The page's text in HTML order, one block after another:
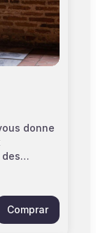
et
Le
personne
deux
Comprar